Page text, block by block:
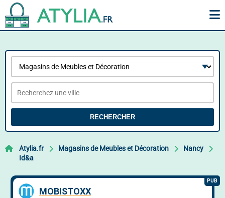
RECHERCHER
Atylia.fr Magasins de Meubles et Décoration
Nancy
Id&a